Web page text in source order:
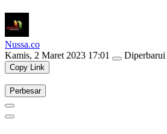
Nussa.co
Kamis, 2 Maret 2023 17:01
Diperbarui
Copy Link
Perbesar